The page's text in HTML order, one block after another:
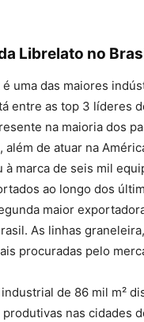
Librelato no
uma das maiores
entre as top 3 líderes
na maioria dos
além de atuar na
à marca de seis mil
ao longo dos
maior
As linhas
procuradas pelo
de 86 mil m²
nas cidades